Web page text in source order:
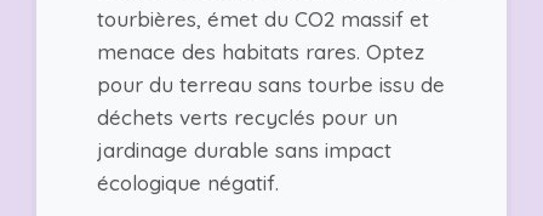
tourbières, émet du CO2 massif et
menace des habitats rares. Optez
pour du terreau sans tourbe issu de
déchets verts recyclés pour un
jardinage durable sans impact
écologique négatif.